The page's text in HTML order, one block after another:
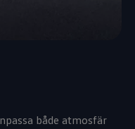
både atmosfär